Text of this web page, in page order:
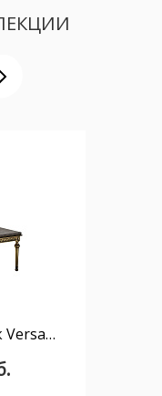
Журнальный столик Versalles S1395/01